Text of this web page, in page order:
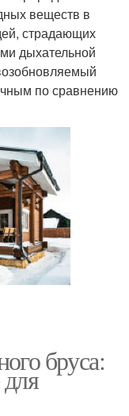
веществ в
страдающих
дыхательной
по сравнению
бруса: